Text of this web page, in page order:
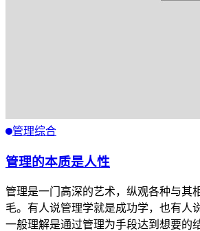
管理综合
管理的本质是人性
管理是一门高深的艺术，纵观各种与其
毛。有人说管理学就是成功学，也有人
一般理解是通过管理为手段达到想要的